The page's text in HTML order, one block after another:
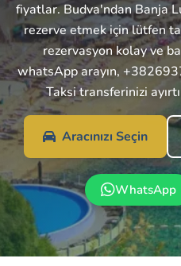
fiyatlar. Budva'ndan Banja
rezerve etmek için lütfen
rezervasyon kolay ve
whatsApp arayın,
Taksi transferinizi
Aracınızı Seçin
WhatsApp